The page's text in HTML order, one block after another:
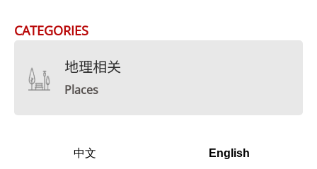
CATEGORIES
地理相关
Places
中文 English